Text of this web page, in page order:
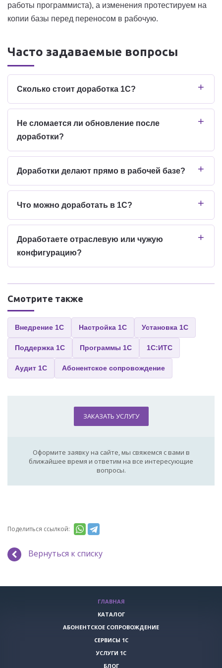
работы программиста), а изменения протестируем на
копии базы перед переносом в рабочую.
Часто задаваемые вопросы
Сколько стоит доработка 1С?
Не сломается ли обновление после
доработки?
Доработки делают прямо в рабочей базе?
Что можно доработать в 1С?
Доработаете отраслевую или чужую
конфигурацию?
Смотрите также
Внедрение 1С Настройка 1С Установка 1С
Поддержка 1С Программы 1С 1С:ИТС
Аудит 1С Абонентское сопровождение
ЗАКАЗАТЬ УСЛУГУ
Оформите заявку на сайте, мы свяжемся с вами в
ближайшее время и ответим на все интересующие
вопросы.
Поделиться ссылкой:
Вернуться к списку
ГЛАВНАЯ
КАТАЛОГ
АБОНЕНТСКОЕ СОПРОВОЖДЕНИЕ
СЕРВИСЫ 1С
УСЛУГИ 1С
БЛОГ